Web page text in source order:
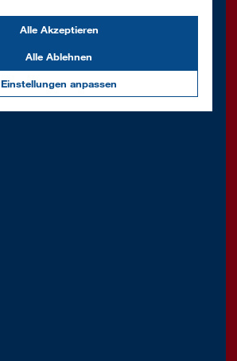
Einstellungen anpassen
Alle Ablehnen
Alle Akzeptieren